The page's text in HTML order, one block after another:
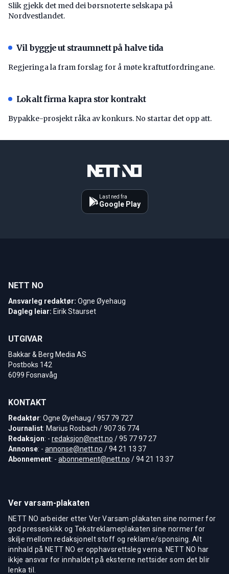
Slik gjekk det med dei børsnoterte selskapa på
Nordvestlandet.
Vil byggje ut straumnett på halve tida
Regjeringa la fram forslag for å møte kraftutfordringane.
Lokalt firma kapra stor kontrakt
Bypakke-prosjekt råka av konkurs. No startar det opp att.
Last ned fra
Google Play
NETT NO
Ansvarleg redaktør: Ogne Øyehaug
Dagleg leiar: Eirik Staurset
UTGIVAR
Bakkar & Berg Media AS
Postboks 142
6099 Fosnavåg
KONTAKT
Redaktør: Ogne Øyehaug / 957 79 727
Journalist: Marius Rosbach / 907 36 774
Redaksjon: - redaksjon@nett.no / 95 77 97 27
Annonse: - annonse@nett.no / 94 21 13 37
Abonnement: - abonnement@nett.no / 94 21 13 37
Ver varsam-plakaten
NETT NO arbeider etter Ver Varsam-plakaten sine normer for
god presseskikk og Tekstreklameplakaten sine normer for
skilje mellom redaksjonelt stoff og reklame/sponsing. Alt
innhald på NETT NO er opphavsrettsleg verna. NETT NO har
ikkje ansvar for innhaldet på eksterne nettsider som det blir
lenka til.